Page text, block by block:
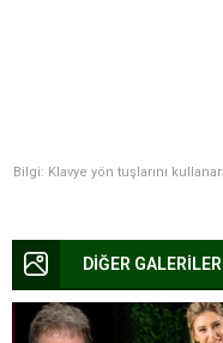
Bilgi: Klavye yön tuşlarını
DİĞER GALERİLER